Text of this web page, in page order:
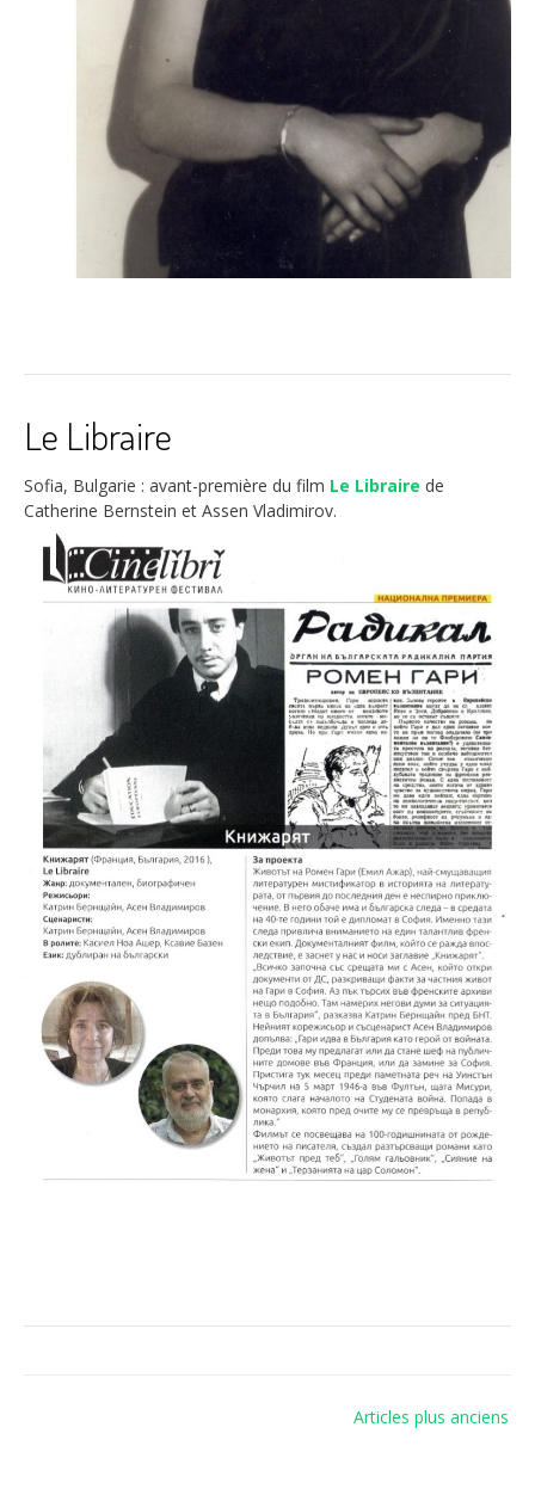
Le Libraire
Sofia, Bulgarie : avant-première du film Le Libraire de
Catherine Bernstein et Assen Vladimirov.
Articles plus anciens